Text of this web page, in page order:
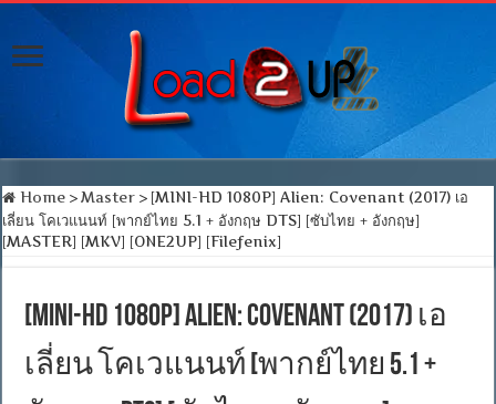
Home > Master > [MINI-HD 1080P] Alien: Covenant (2017) เอ
เลี่ยน โคเวแนนท์ [พากย์ไทย 5.1 + อังกฤษ DTS] [ซับไทย + อังกฤษ]
[MASTER] [MKV] [ONE2UP] [Filefenix]
[MINI-HD 1080P] Alien: Covenant (2017) เอ
เลี่ยน โคเวแนนท์ [พากย์ไทย 5.1 +